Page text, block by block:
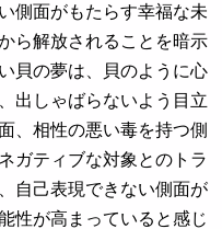
側面がもたらす幸福な未
ら解放されることを暗示
貝の夢は、貝のように心
出しゃばらないよう目立
、相性の悪い毒を持つ側
ガティブな対象とのトラ
自己表現できない側面が
性が高まっていると感じ